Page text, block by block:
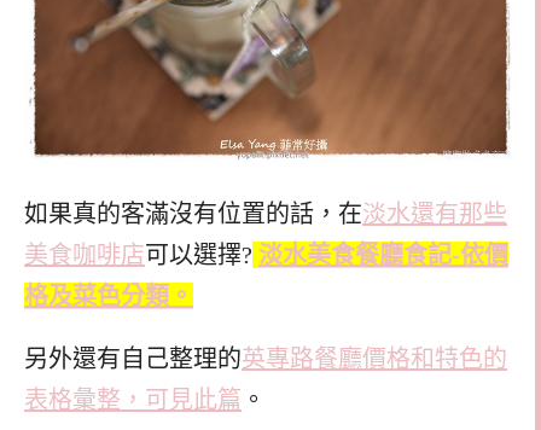
如果真的客滿沒有位置的話，在淡水還有那些
美食咖啡店可以選擇? 淡水美食餐廳食記-依價
格及菜色分類。
另外還有自己整理的英專路餐廳價格和特色的
表格彙整，可見此篇 。